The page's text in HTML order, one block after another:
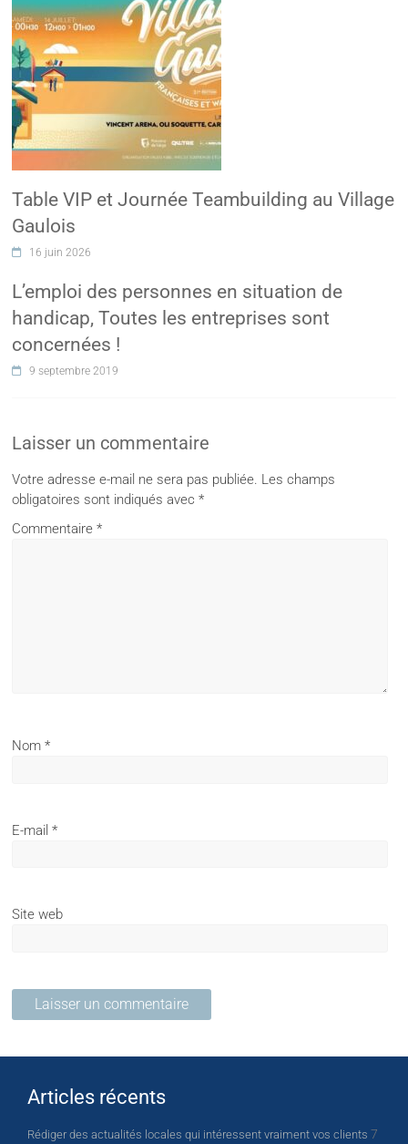
Table VIP et Journée Teambuilding au Village
Gaulois
16 juin 2026
L’emploi des personnes en situation de
handicap, Toutes les entreprises sont
concernées !
9 septembre 2019
Laisser un commentaire
Votre adresse e-mail ne sera pas publiée. Les champs
obligatoires sont indiqués avec*
Commentaire*
Nom*
E-mail*
Site web
Articles récents
Rédiger des actualités locales qui intéressent vraiment vos clients 7